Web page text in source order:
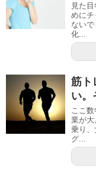
見た
めにチ
ない
化...
筋ト
い。
ここ
業が大
乗り、
グ...